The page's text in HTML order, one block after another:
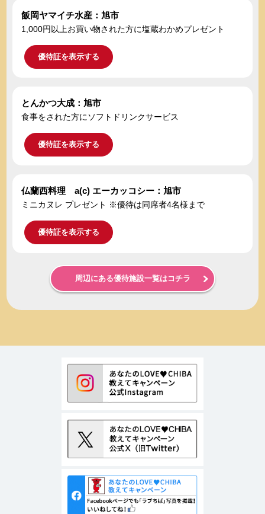
飯岡ヤマイチ水産：旭市
1,000円以上お買い物された方に塩蔵わかめプレゼント
優待証を表示する
とんかつ大成：旭市
食事をされた方にソフトドリンクサービス
優待証を表示する
仏蘭西料理 a(c) エーカッコシー：旭市
ミニカヌレ プレゼント ※優待は同席者4名様まで
優待証を表示する
周辺にある優待施設一覧はコチラ